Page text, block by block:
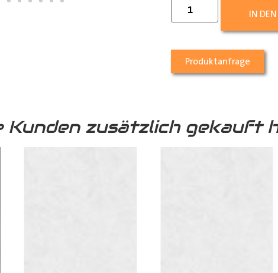
IN
Produktanfrage
Kunden zusätzlich gekauft